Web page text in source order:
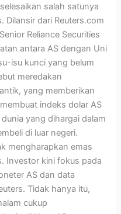
salah satunya
Dilansir dari Reuters.com
Reliance Securities
antara AS dengan Uni
isu kunci yang belum
meredakan
yang memberikan
indeks dolar AS
yang dihargai dalam
di luar negeri.
mengharapkan emas
Investor kini fokus pada
AS dan data
Tidak hanya itu,
cukup